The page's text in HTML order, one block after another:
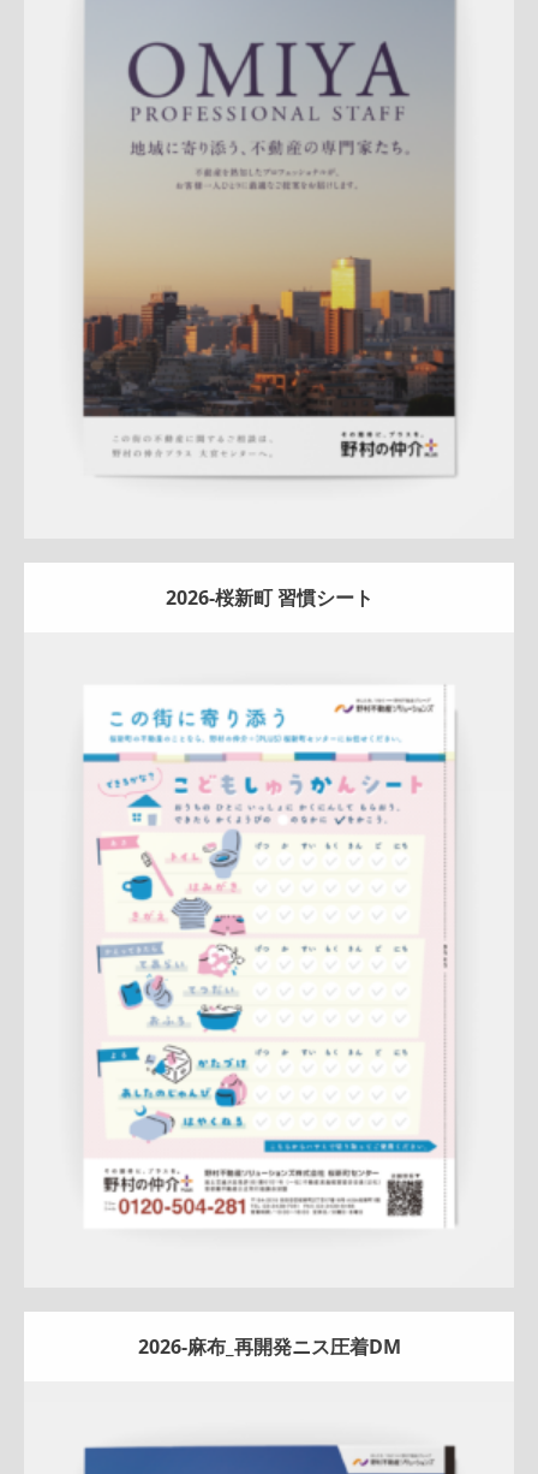
Update:2026.07.01
折りパンフレットエリア広告スタッフ紹介
詳しく見る
2026-桜新町 習慣シート
Update:
冊子新作ナチュラル
詳しく見る
2026-麻布_再開発ニス圧着DM